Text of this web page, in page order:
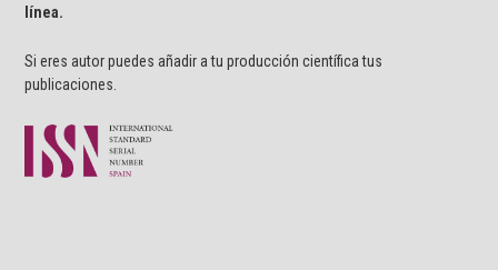
línea.
Si eres autor puedes añadir a tu producción científica tus
publicaciones.